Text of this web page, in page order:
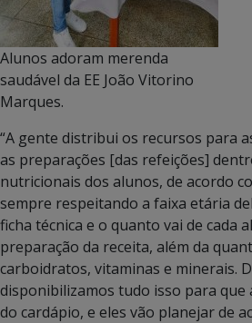
Alunos adoram merenda
saudável da EE João Vitorino
Marques.
“A gente distribui os recursos para
as preparações [das refeições]
nutricionais dos alunos, de acordo
sempre respeitando a faixa etária
ficha técnica e o quanto vai de cada
preparação da receita, além da
carboidratos, vitaminas e minerais.
disponibilizamos tudo isso para que
do cardápio, e eles vão planejar de